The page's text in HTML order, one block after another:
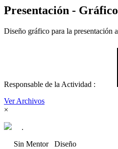
Presentación -
Diseño gráfico para la presentación
Responsable de la Actividad :
Ver Archivos
×
.
Sin Mentor Diseño